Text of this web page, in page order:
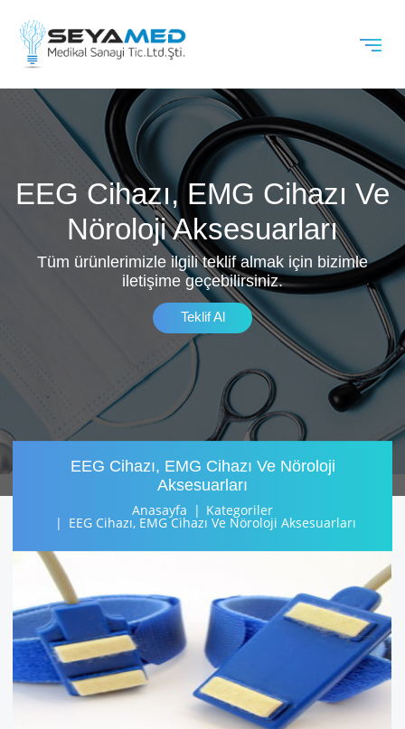
EEG Cihazı, EMG Cihazı Ve
Nöroloji Aksesuarları
Tüm ürünlerimizle ilgili teklif almak için bizimle
iletişime geçebilirsiniz.
Teklif Al
EEG Cihazı, EMG Cihazı Ve Nöroloji
Aksesuarları
Anasayfa Kategoriler
EEG Cihazı, EMG Cihazı Ve Nöroloji Aksesuarları